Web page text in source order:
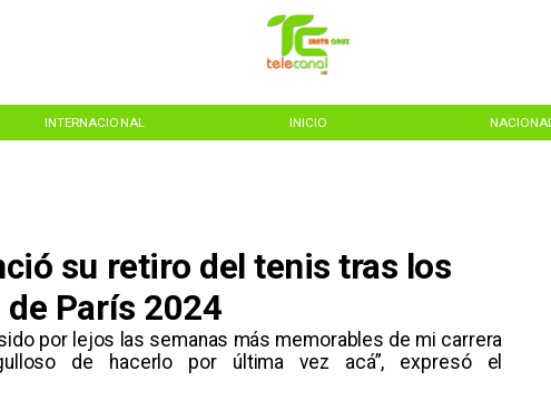
INTERNACIONAL INICIO NACIONAL
su retiro del tenis tras los
París 2024
por lejos las semanas más memorables de mi carrera
de hacerlo por última vez acá”, expresó el